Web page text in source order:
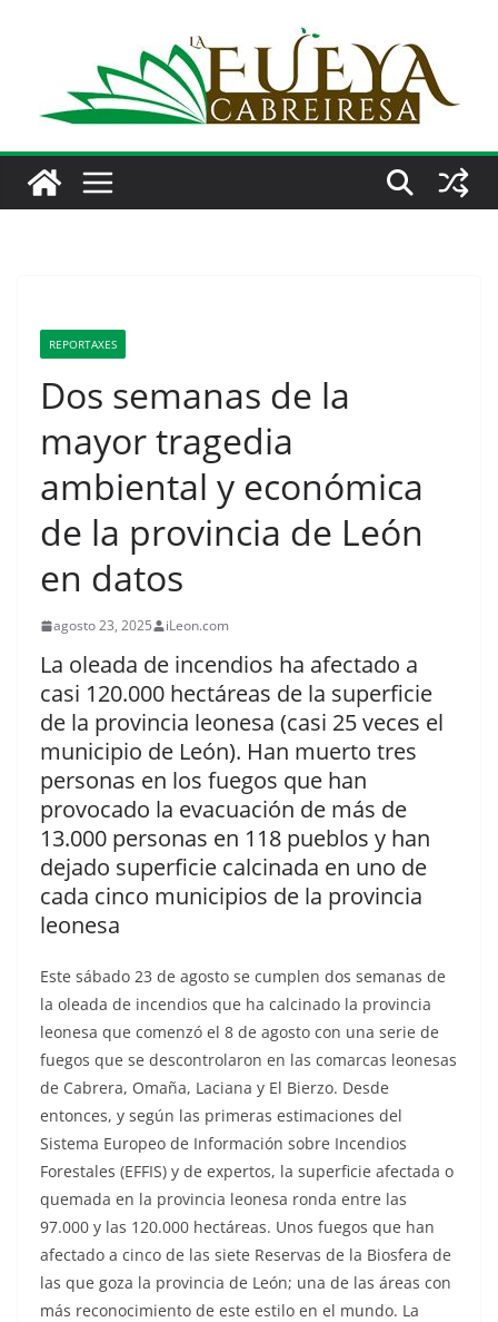
REPORTAXES
Dos semanas de la
mayor tragedia
ambiental y económica
de la provincia de León
en datos
agosto 23, 2025 iLeon.com
La oleada de incendios ha afectado a
casi 120.000 hectáreas de la superficie
de la provincia leonesa (casi 25 veces el
municipio de León). Han muerto tres
personas en los fuegos que han
provocado la evacuación de más de
13.000 personas en 118 pueblos y han
dejado superficie calcinada en uno de
cada cinco municipios de la provincia
leonesa
Este sábado 23 de agosto se cumplen dos semanas de
la oleada de incendios que ha calcinado la provincia
leonesa que comenzó el 8 de agosto con una serie de
fuegos que se descontrolaron en las comarcas leonesas
de Cabrera, Omaña, Laciana y El Bierzo. Desde
entonces, y según las primeras estimaciones del
Sistema Europeo de Información sobre Incendios
Forestales (EFFIS) y de expertos, la superficie afectada o
quemada en la provincia leonesa ronda entre las
97.000 y las 120.000 hectáreas. Unos fuegos que han
afectado a cinco de las siete Reservas de la Biosfera de
las que goza la provincia de León; una de las áreas con
más reconocimiento de este estilo en el mundo. La